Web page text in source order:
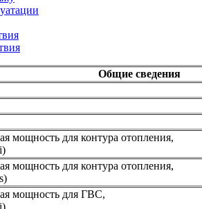
Общие сведения
мощность для контура отопления,
мощность для контура отопления,
мощность для ГВС,